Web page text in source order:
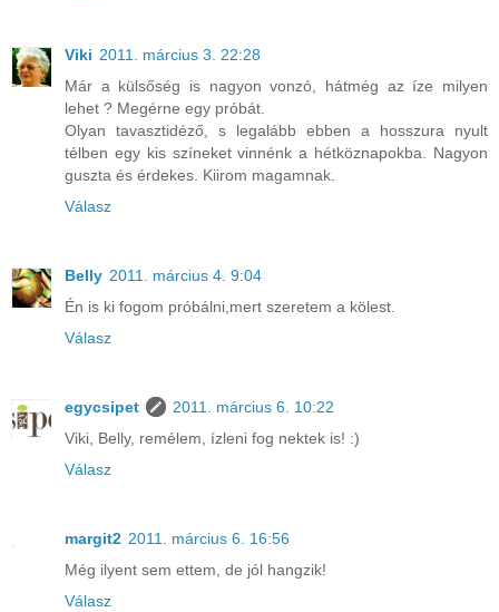
Viki 2011. március 3. 22:28
Már a külsőség is nagyon vonzó, hátmég az íze milyen
lehet ? Megérne egy próbát.
Olyan tavasztidéző, s legalább ebben a hosszura nyult
télben egy kis színeket vinnénk a hétköznapokba. Nagyon
guszta és érdekes. Kiirom magamnak.
Válasz
Belly 2011. március 4. 9:04
Én is ki fogom próbálni,mert szeretem a kölest.
Válasz
egycsipet
2011. március 6. 10:22
Viki, Belly, remélem, ízleni fog nektek is! :)
Válasz
margit2 2011. március 6. 16:56
Még ilyent sem ettem, de jól hangzik!
Válasz